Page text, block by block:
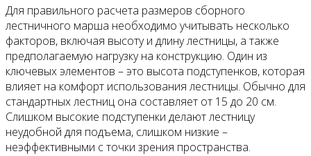
Для правильного расчета размеров сборного
лестничного марша необходимо учитывать несколько
факторов, включая высоту и длину лестницы, а также
предполагаемую нагрузку на конструкцию. Один из
ключевых элементов – это высота подступенков, которая
влияет на комфорт использования лестницы. Обычно для
стандартных лестниц она составляет от 15 до 20 см.
Слишком высокие подступенки делают лестницу
неудобной для подъема, слишком низкие –
неэффективными с точки зрения пространства.